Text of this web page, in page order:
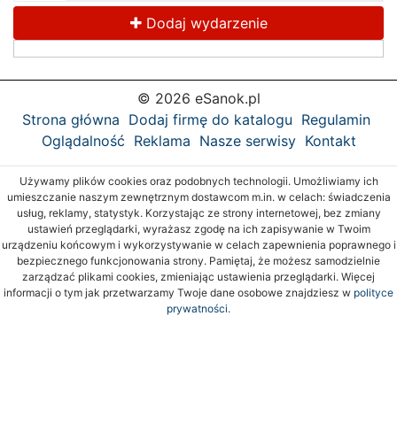
Dodaj wydarzenie
© 2026 eSanok.pl
Strona główna Dodaj firmę do katalogu Regulamin
Oglądalność Reklama Nasze serwisy Kontakt
Używamy plików cookies oraz podobnych technologii. Umożliwiamy ich
umieszczanie naszym zewnętrznym dostawcom m.in. w celach: świadczenia
usług, reklamy, statystyk. Korzystając ze strony internetowej, bez zmiany
ustawień przeglądarki, wyrażasz zgodę na ich zapisywanie w Twoim
urządzeniu końcowym i wykorzystywanie w celach zapewnienia poprawnego i
bezpiecznego funkcjonowania strony. Pamiętaj, że możesz samodzielnie
zarządzać plikami cookies, zmieniając ustawienia przeglądarki. Więcej
informacji o tym jak przetwarzamy Twoje dane osobowe znajdziesz w polityce
prywatności.